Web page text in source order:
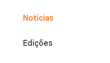
Notícias
Edições